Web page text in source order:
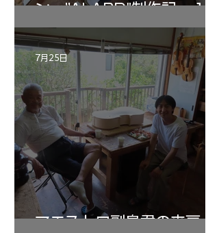
ン ”ALARD"制作記 １2
マエストロ副島君の来房
7月25日